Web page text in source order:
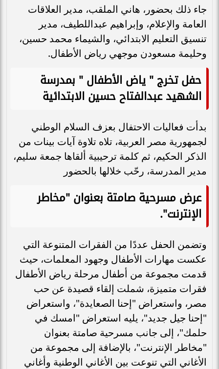
جاء ذلك بحضور، هاني الملقب، مدير العلاقات
العامة والإعلام، وإبراهيم عبداللطيف، مدير
تنسيق التعليم الابتدائي، والشيماء محمد حسين،
وحليمة مسعودن موجهي رياض الأطفال.
حفل تخرج " ياض الأطفال " بمدرسة
الشهيد عبدالفتاح حسين الابتدائية
بدأت فعاليات الاحتفال بعزف السلام الوطني
لجمهورية مصر العربية، تلاه تلاوة آيات بينات من
الذكر الحكيم، ثم كلمة ترحيبية ألقاها جمعة سليم،
مدير المدرسة، رحّب خلالها بالحضور
عرض مسرحية صامتة بعنوان "مخاطر
الإنترنت".
وتضمن الحفل عددًا من الفقرات المتنوعة التي
عكست مهارات الأطفال وجهود المعلمات، حيث
قدمت مجموعة من أطفال مرحلة رياض الأطفال
فقرات متميزة، شملت إلقاء قصيدة عن حب
مصر، واستعراض "إحنا الصعايدة"، واستعراض
"إحنا جيل جديد"، يليه استعراض "امسك في
حلمك"، إلى جانب مسرحية صامتة بعنوان
"مخاطر الإنترنت"، بالإضافة إلى مجموعة من
الأغاني التي تنوعت بين الأغاني الوطنية وأغاني